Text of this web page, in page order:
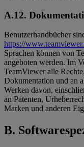
A.12.
Benutzerhandbücher
https://
Sprachen können von
angeboten werden. Im
TeamViewer alle
Dokumentation und an
Werken davon,
an Patenten,
Marken und anderen
B.